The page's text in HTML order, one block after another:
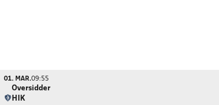
01. MAR.09:55
Oversidder
HIK